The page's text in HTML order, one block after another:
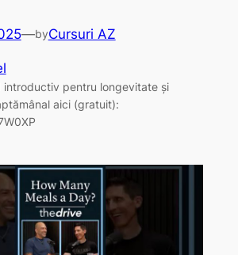
—byCursuri AZ
introductiv pentru longevitate și
aici (gratuit):